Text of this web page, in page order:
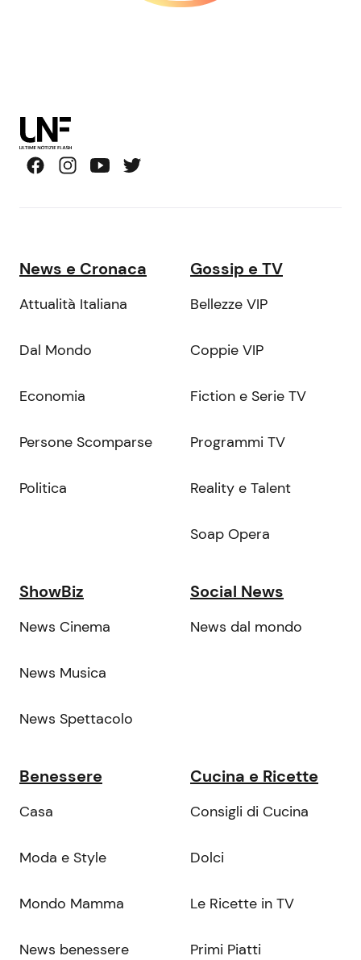
News e Cronaca
Attualità Italiana
Dal Mondo
Economia
Persone Scomparse
Politica
Gossip e TV
Bellezze VIP
Coppie VIP
Fiction e Serie TV
Programmi TV
Reality e Talent
Soap Opera
ShowBiz
News Cinema
News Musica
News Spettacolo
Social News
News dal mondo
Benessere
Casa
Moda e Style
Mondo Mamma
News benessere
Cucina e Ricette
Consigli di Cucina
Dolci
Le Ricette in TV
Primi Piatti